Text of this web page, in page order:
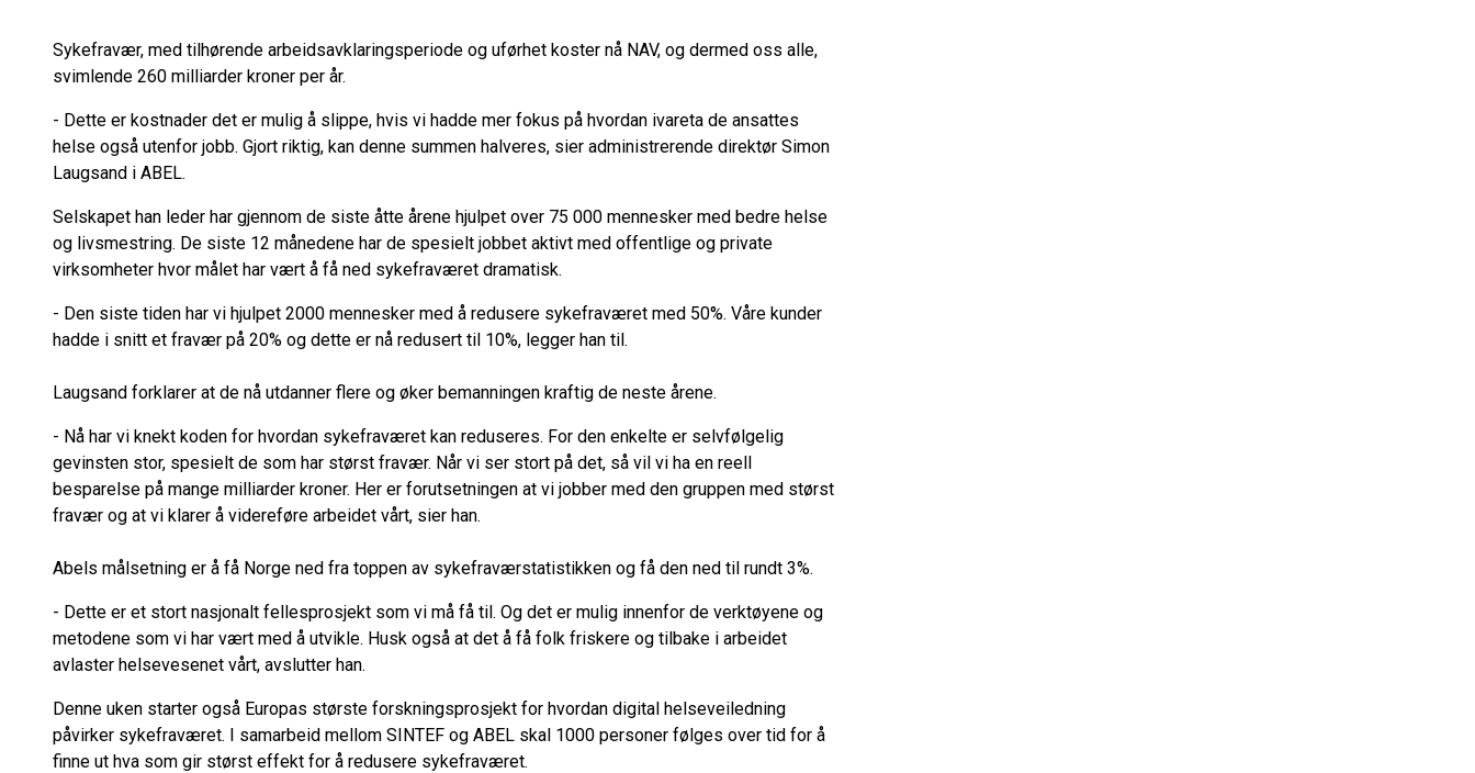
Sykefravær, med tilhørende arbeidsavklaringsperiode og uførhet koster nå NAV, og dermed oss alle,
svimlende 260 milliarder kroner per år.
­- Dette er kostnader det er mulig å slippe, hvis vi hadde mer fokus på hvordan ivareta de ansattes
helse også utenfor jobb. Gjort riktig, kan denne summen halveres, sier administrerende direktør Simon
Laugsand i ABEL.
Selskapet han leder har gjennom de siste åtte årene hjulpet over 75 000 mennesker med bedre helse
og livsmestring. De siste 12 månedene har de spesielt jobbet aktivt med offentlige og private
virksomheter hvor målet har vært å få ned sykefraværet dramatisk.
- Den siste tiden har vi hjulpet 2000 mennesker med å redusere sykefraværet med 50%. Våre kunder
hadde i snitt et fravær på 20% og dette er nå redusert til 10%, legger han til.
Laugsand forklarer at de nå utdanner flere og øker bemanningen kraftig de neste årene.
- Nå har vi knekt koden for hvordan sykefraværet kan reduseres. For den enkelte er selvfølgelig
gevinsten stor, spesielt de som har størst fravær. Når vi ser stort på det, så vil vi ha en reell
besparelse på mange milliarder kroner. Her er forutsetningen at vi jobber med den gruppen med størst
fravær og at vi klarer å videreføre arbeidet vårt, sier han.
Abels målsetning er å få Norge ned fra toppen av sykefraværstatistikken og få den ned til rundt 3%.
- Dette er et stort nasjonalt fellesprosjekt som vi må få til. Og det er mulig innenfor de verktøyene og
metodene som vi har vært med å utvikle. Husk også at det å få folk friskere og tilbake i arbeidet
avlaster helsevesenet vårt, avslutter han.
Denne uken starter også Europas største forskningsprosjekt for hvordan digital helseveiledning
påvirker sykefraværet. I samarbeid mellom SINTEF og ABEL skal 1000 personer følges over tid for å
finne ut hva som gir størst effekt for å redusere sykefraværet.